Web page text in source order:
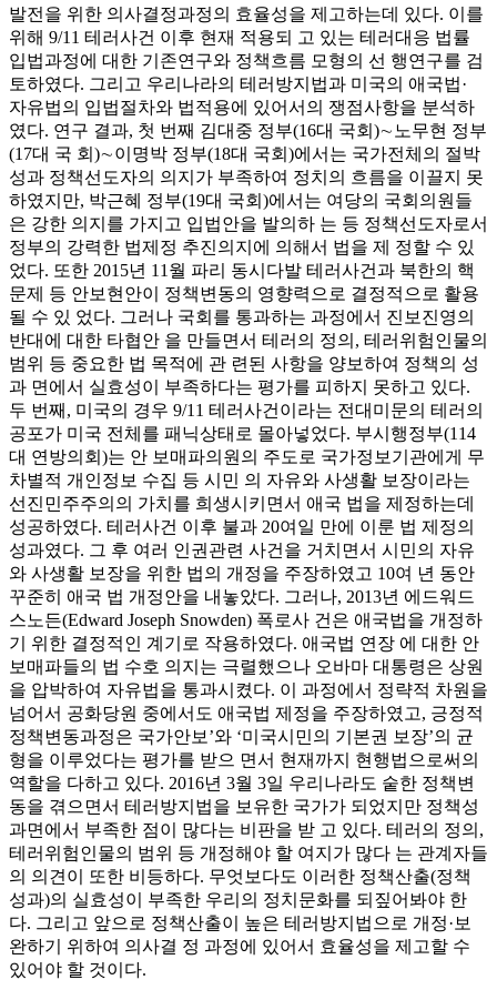
발전을 위한 의사결정과정의 효율성을 제고하는데 있다. 이를
위해 9/11 테러사건 이후 현재 적용되 고 있는 테러대응 법률
입법과정에 대한 기존연구와 정책흐름 모형의 선 행연구를 검
토하였다. 그리고 우리나라의 테러방지법과 미국의 애국법·
자유법의 입법절차와 법적용에 있어서의 쟁점사항을 분석하
였다. 연구 결과, 첫 번째 김대중 정부(16대 국회)∼노무현 정부
(17대 국 회)∼이명박 정부(18대 국회)에서는 국가전체의 절박
성과 정책선도자의 의지가 부족하여 정치의 흐름을 이끌지 못
하였지만, 박근혜 정부(19대 국회)에서는 여당의 국회의원들
은 강한 의지를 가지고 입법안을 발의하 는 등 정책선도자로서
정부의 강력한 법제정 추진의지에 의해서 법을 제 정할 수 있
었다. 또한 2015년 11월 파리 동시다발 테러사건과 북한의 핵
문제 등 안보현안이 정책변동의 영향력으로 결정적으로 활용
될 수 있 었다. 그러나 국회를 통과하는 과정에서 진보진영의
반대에 대한 타협안 을 만들면서 테러의 정의, 테러위험인물의
범위 등 중요한 법 목적에 관 련된 사항을 양보하여 정책의 성
과 면에서 실효성이 부족하다는 평가를 피하지 못하고 있다.
두 번째, 미국의 경우 9/11 테러사건이라는 전대미문의 테러의
공포가 미국 전체를 패닉상태로 몰아넣었다. 부시행정부(114
대 연방의회)는 안 보매파의원의 주도로 국가정보기관에게 무
차별적 개인정보 수집 등 시민 의 자유와 사생활 보장이라는
선진민주주의의 가치를 희생시키면서 애국 법을 제정하는데
성공하였다. 테러사건 이후 불과 20여일 만에 이룬 법 제정의
성과였다. 그 후 여러 인권관련 사건을 거치면서 시민의 자유
와 사생활 보장을 위한 법의 개정을 주장하였고 10여 년 동안
꾸준히 애국 법 개정안을 내놓았다. 그러나, 2013년 에드워드
스노든(Edward Joseph Snowden) 폭로사 건은 애국법을 개정하
기 위한 결정적인 계기로 작용하였다. 애국법 연장 에 대한 안
보매파들의 법 수호 의지는 극렬했으나 오바마 대통령은 상원
을 압박하여 자유법을 통과시켰다. 이 과정에서 정략적 차원을
넘어서 공화당원 중에서도 애국법 제정을 주장하였고, 긍정적
정책변동과정은 국가안보’와 ‘미국시민의 기본권 보장’의 균
형을 이루었다는 평가를 받으 면서 현재까지 현행법으로써의
역할을 다하고 있다. 2016년 3월 3일 우리나라도 숱한 정책변
동을 겪으면서 테러방지법을 보유한 국가가 되었지만 정책성
과면에서 부족한 점이 많다는 비판을 받 고 있다. 테러의 정의,
테러위험인물의 범위 등 개정해야 할 여지가 많다 는 관계자들
의 의견이 또한 비등하다. 무엇보다도 이러한 정책산출(정책
성과)의 실효성이 부족한 우리의 정치문화를 되짚어봐야 한
다. 그리고 앞으로 정책산출이 높은 테러방지법으로 개정·보
완하기 위하여 의사결 정 과정에 있어서 효율성을 제고할 수
있어야 할 것이다.